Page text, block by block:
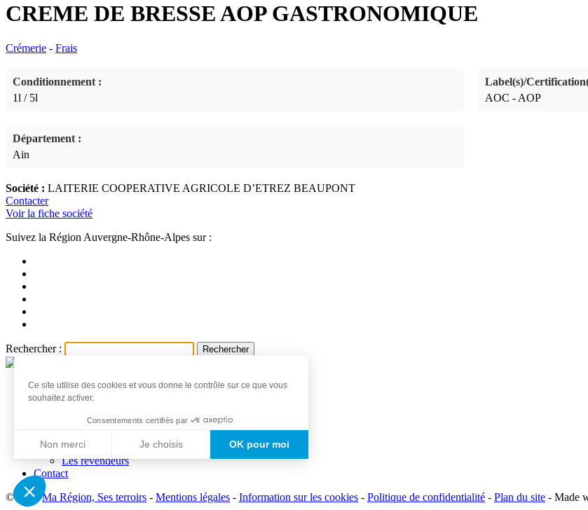
CREME DE BRESSE AOP GASTRONOMIQUE
Crémerie - Frais
Conditionnement :
1l / 5l
Label(s)/
AOC - AOP
Département :
Ain
Société : LAITERIE COOPERATIVE AGRICOLE D’ETREZ BEAUPONT
Contacter
Voir la fiche société
Suivez la Région Auvergne-Rhône-Alpes sur :
Rechercher :
Accueil
Les produits et producteurs
Les producteurs
Les revendeurs
Contact
© 2026Ma Région, Ses terroirs - Mentions légales - Information sur les cookies - Politique de confidentialité - Plan du site - Made
Ce site utilise des cookies et vous donne le contrôle sur ce que vous
souhaitez activer.
Consentements certifiés par
Non merci Je choisis OK pour moi
Axeptio consent
Plateforme de Gestion du Consentement : Personnalisez vos Options
Notre plateforme vous permet d'adapter et de gérer vos paramètres de confidentialité, en garantissant la